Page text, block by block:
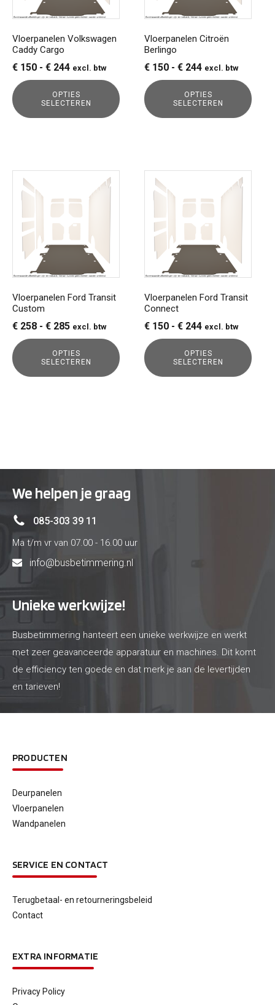
Vloerpanelen Volkswagen
Caddy Cargo
€ 150 - € 244Prijsklasse:
€ 150
tot
excl. btw
OPTIES
SELECTEREN
kan
gekozen
worden
op
de
productpagina
Vloerpanelen Citroën
Berlingo
€ 150 - € 244Prijsklasse:
€ 150
tot
excl. btw
OPTIES
SELECTEREN
kan
gekozen
worden
op
de
productpagina
Vloerpanelen Ford Transit
Custom
€ 258 - € 285Prijsklasse:
€ 258
tot
excl. btw
OPTIES
SELECTEREN
product
meerdere
variaties.
Deze
kan
gekozen
worden
op
de
productpagina
Vloerpanelen Ford Transit
Connect
€ 150 - € 244Prijsklasse:
€ 150
tot
excl. btw
OPTIES
SELECTEREN
product
meerdere
variaties.
Deze
kan
gekozen
worden
op
de
productpagina
We helpen je graag
085-303 39 11
Ma t/m vr van 07.00 - 16.00 uur
info@busbetimmering.nl
Unieke werkwijze!
Busbetimmering hanteert een unieke werkwijze en werkt
met zeer geavanceerde apparatuur en machines. Dit komt
de efficiency ten goede en dat merk je aan de levertijden
en tarieven!
PRODUCTEN
Deurpanelen
Vloerpanelen
Wandpanelen
SERVICE EN CONTACT
Terugbetaal- en retourneringsbeleid
Contact
EXTRA INFORMATIE
Privacy Policy